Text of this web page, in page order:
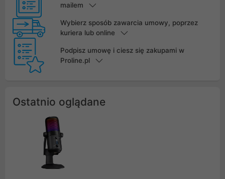
mailem
Wybierz sposób zawarcia umowy, poprzez
kuriera lub online
Podpisz umowę i ciesz się zakupami w
Proline.pl
Ostatnio oglądane